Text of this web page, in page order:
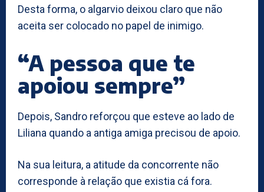
Desta forma, o algarvio deixou claro que não
aceita ser colocado no papel de inimigo.
“A pessoa que te
apoiou sempre”
Depois, Sandro reforçou que esteve ao lado de
Liliana quando a antiga amiga precisou de apoio.
Na sua leitura, a atitude da concorrente não
corresponde à relação que existia cá fora.